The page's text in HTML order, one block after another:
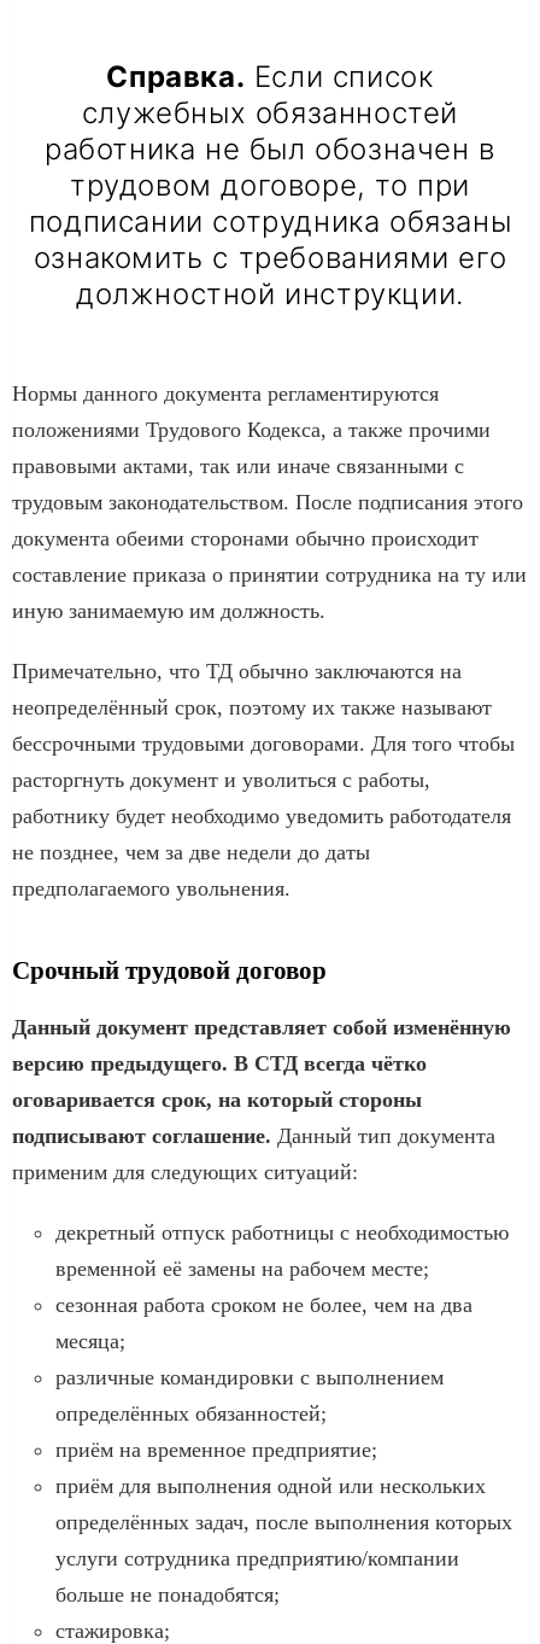
Справка. Если список
служебных обязанностей
работника не был обозначен в
трудовом договоре, то при
подписании сотрудника обязаны
ознакомить с требованиями его
должностной инструкции.
Нормы данного документа регламентируются
положениями Трудового Кодекса, а также прочими
правовыми актами, так или иначе связанными с
трудовым законодательством. После подписания этого
документа обеими сторонами обычно происходит
составление приказа о принятии сотрудника на ту или
иную занимаемую им должность.
Примечательно, что ТД обычно заключаются на
неопределённый срок, поэтому их также называют
бессрочными трудовыми договорами. Для того чтобы
расторгнуть документ и уволиться с работы,
работнику будет необходимо уведомить работодателя
не позднее, чем за две недели до даты
предполагаемого увольнения.
Срочный трудовой договор
Данный документ представляет собой изменённую
версию предыдущего. В СТД всегда чётко
оговаривается срок, на который стороны
подписывают соглашение. Данный тип документа
применим для следующих ситуаций:
декретный отпуск работницы с необходимостью
временной её замены на рабочем месте;
сезонная работа сроком не более, чем на два
месяца;
различные командировки с выполнением
определённых обязанностей;
приём на временное предприятие;
приём для выполнения одной или нескольких
определённых задач, после выполнения которых
услуги сотрудника предприятию/компании
больше не понадобятся;
стажировка;